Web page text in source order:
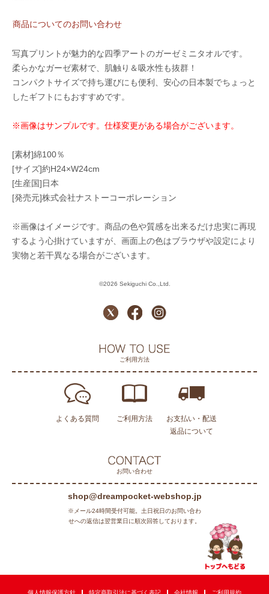
商品についてのお問い合わせ
写真プリントが魅力的な四季アートのガーゼミニタオルです。
柔らかなガーゼ素材で、肌触り＆吸水性も抜群！
コンパクトサイズで持ち運びにも便利、安心の日本製でちょっと
したギフトにもおすすめです。
※画像はサンプルです。仕様変更がある場合がございます。
[素材]綿100％
[サイズ]約H24×W24cm
[生産国]日本
[発売元]株式会社ナストーコーポレーション
※画像はイメージです。商品の色や質感を出来るだけ忠実に再現
するよう心掛けていますが、画面上の色はブラウザや設定により
実物と若干異なる場合がございます。
©2026 Sekiguchi Co.,Ltd.
お問い合わせ
shop@dreampocket-webshop.jp
※メール24時間受付可能。土日祝日のお問い合わ
せへの返信は翌営業日に順次回答しております。
ご利用方法
よくある質問 ご利用方法
お支払い・配送
返品について
個人情報保護方針 特定商取引法に基づく表記 会社情報 ご利用規約